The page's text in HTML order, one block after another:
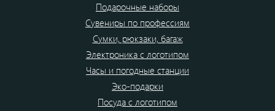
Подарочные наборы
Сувениры по профессиям
Сумки, рюкзаки, багаж
Электроника с логотипом
Часы и погодные станции
Эко-подарки
Посуда с логотипом